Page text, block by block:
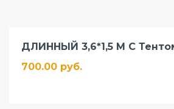
ДЛИННЫЙ 3,6*1,5 М С
700.00 руб.